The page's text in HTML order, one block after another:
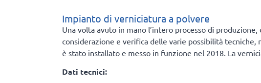
Impianto di verniciatura a polvere
Una volta avuto in mano l’intero processo di
considerazione e verifica delle varie possibilità
è stato installato e messo in funzione nel 2018. La
Dati tecnici: